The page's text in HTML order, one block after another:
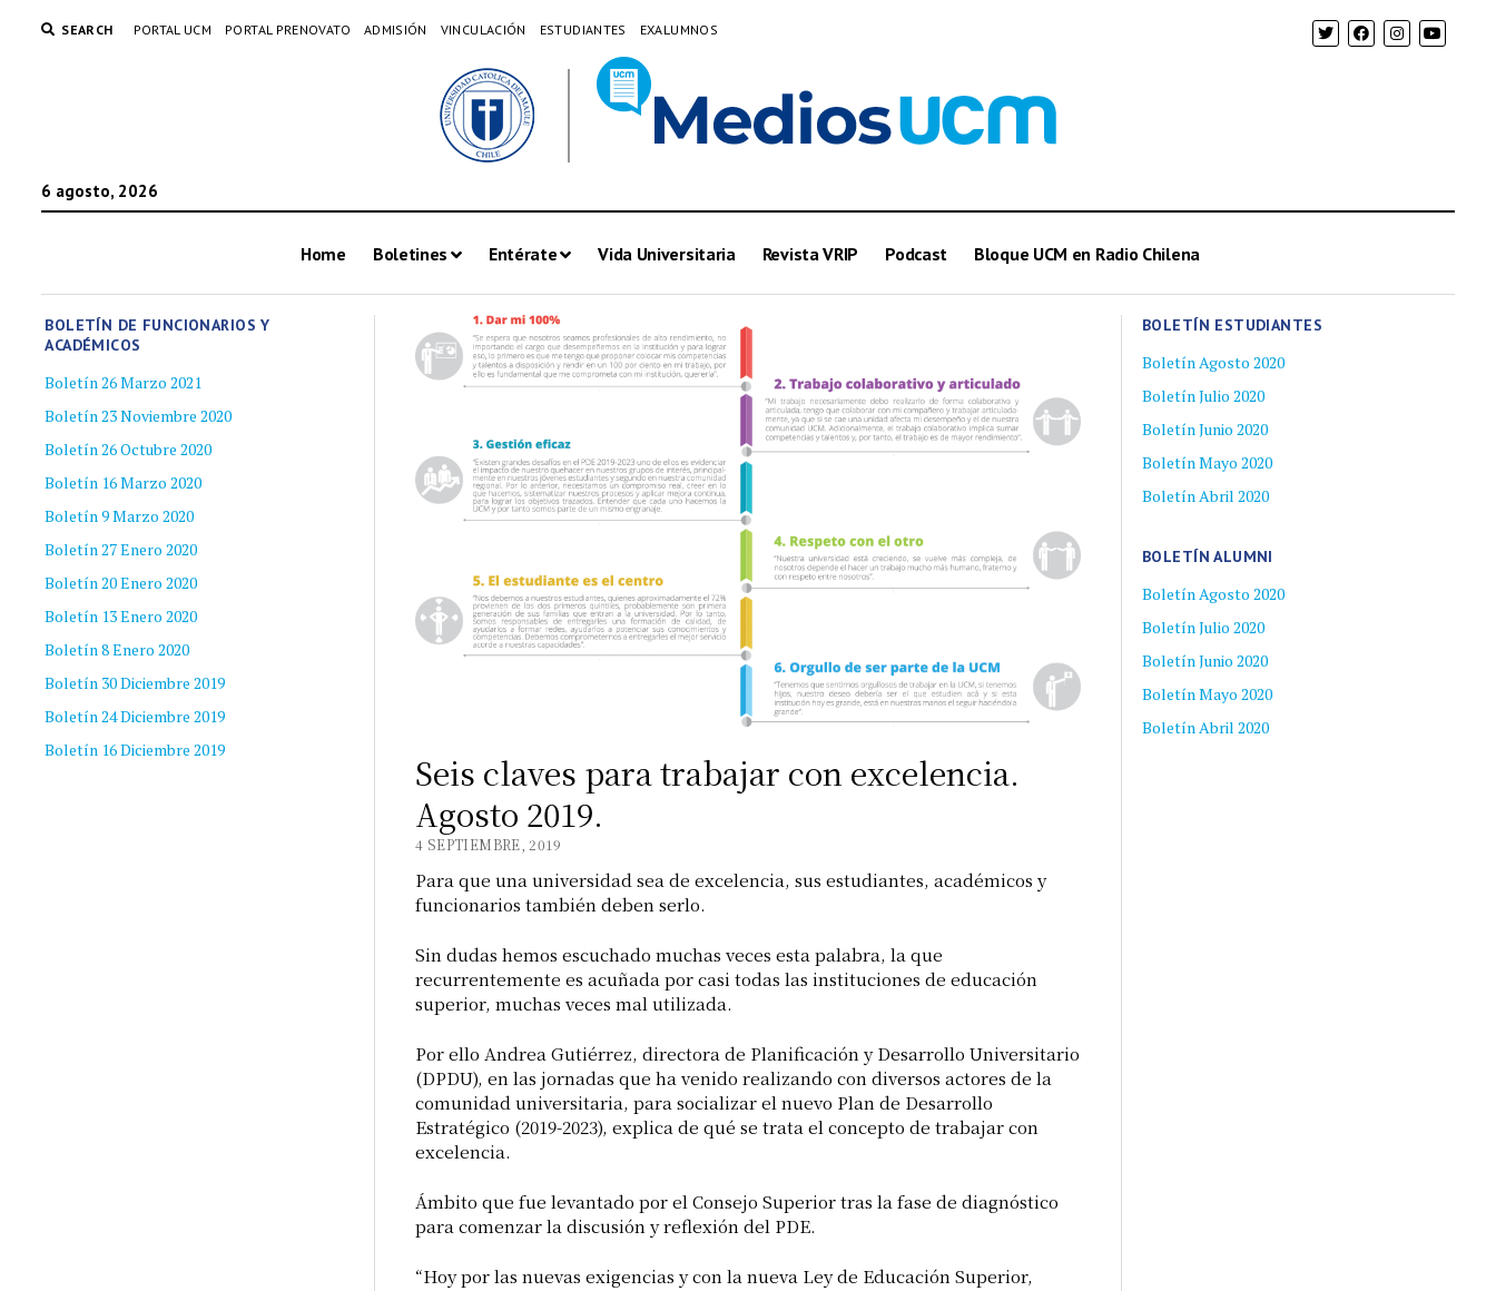
SEARCH PORTAL UCM PORTAL PRENOVATO ADMISIÓN VINCULACIÓN ESTUDIANTES EXALUMNOS
6 agosto, 2026
Home Boletines Entérate Vida Universitaria Revista VRIP Podcast Bloque UCM en Radio Chilena
BOLETÍN DE FUNCIONARIOS Y
ACADÉMICOS
Boletín 26 Marzo 2021
Boletín 23 Noviembre 2020
Boletín 26 Octubre 2020
Boletín 16 Marzo 2020
Boletín 9 Marzo 2020
Boletín 27 Enero 2020
Boletín 20 Enero 2020
Boletín 13 Enero 2020
Boletín 8 Enero 2020
Boletín 30 Diciembre 2019
Boletín 24 Diciembre 2019
Boletín 16 Diciembre 2019
Seis claves para trabajar con excelencia.
Agosto 2019.
4 SEPTIEMBRE, 2019
Para que una universidad sea de excelencia, sus estudiantes, académicos y
funcionarios también deben serlo.
Sin dudas hemos escuchado muchas veces esta palabra, la que
recurrentemente es acuñada por casi todas las instituciones de educación
superior, muchas veces mal utilizada.
Por ello Andrea Gutiérrez, directora de Planificación y Desarrollo Universitario
(DPDU), en las jornadas que ha venido realizando con diversos actores de la
comunidad universitaria, para socializar el nuevo Plan de Desarrollo
Estratégico (2019-2023), explica de qué se trata el concepto de trabajar con
excelencia.
Ámbito que fue levantado por el Consejo Superior tras la fase de diagnóstico
para comenzar la discusión y reflexión del PDE.
“Hoy por las nuevas exigencias y con la nueva Ley de Educación Superior,
BOLETÍN ESTUDIANTES
Boletín Agosto 2020
Boletín Julio 2020
Boletín Junio 2020
Boletín Mayo 2020
Boletín Abril 2020
BOLETÍN ALUMNI
Boletín Agosto 2020
Boletín Julio 2020
Boletín Junio 2020
Boletín Mayo 2020
Boletín Abril 2020